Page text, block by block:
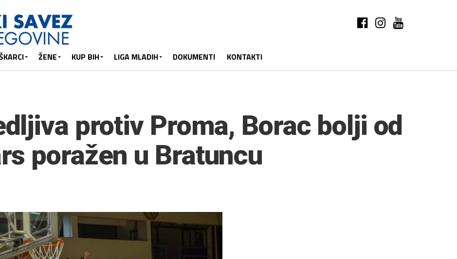
ŽENE KUP BIH LIGA MLADIH DOKUMENTI KONTAKTI
protiv Proma, Borac bolji od
poražen u Bratuncu